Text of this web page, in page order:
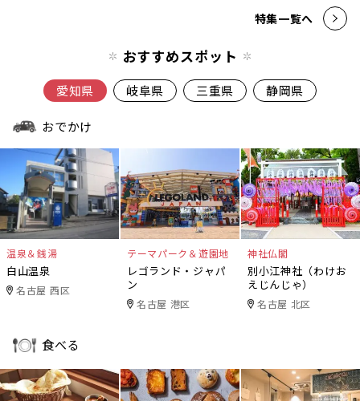
特集一覧へ
おすすめスポット
愛知県 岐阜県 三重県 静岡県
おでかけ
温泉＆銭湯
白山温泉
名古屋 西区
テーマパーク＆遊園地
レゴランド・ジャパ
ン
名古屋 港区
神社仏閣
別小江神社（わけお
えじんじゃ）
名古屋 北区
食べる